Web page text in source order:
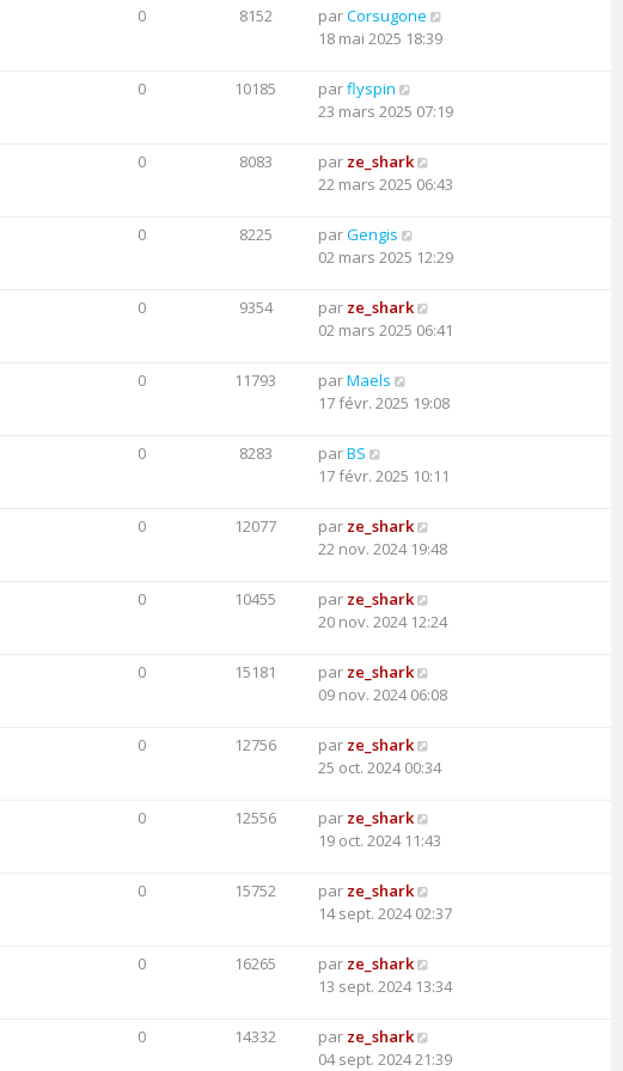
0 8152 parCorsugone
18 mai 2025 18:39
0 10185 parflyspin
23 mars 2025 07:19
0 8083 par ze_shark
22 mars 2025 06:43
0 8225 parGengis
02 mars 2025 12:29
0 9354 par ze_shark
02 mars 2025 06:41
0 11793 parMaels
17 févr. 2025 19:08
0 8283 parBS
17 févr. 2025 10:11
0 12077 par ze_shark
22 nov. 2024 19:48
0 10455 par ze_shark
20 nov. 2024 12:24
0 15181 par ze_shark
09 nov. 2024 06:08
0 12756 par ze_shark
25 oct. 2024 00:34
0 12556 par ze_shark
19 oct. 2024 11:43
0 15752 par ze_shark
14 sept. 2024 02:37
0 16265 par ze_shark
13 sept. 2024 13:34
0 14332 par ze_shark
04 sept. 2024 21:39